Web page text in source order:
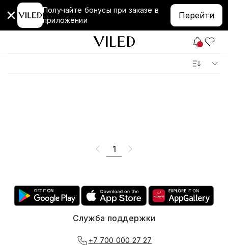
Получайте бонусы при заказе в
приложении
Перейти
1
Служба поддержки
+7 700 000 27 27